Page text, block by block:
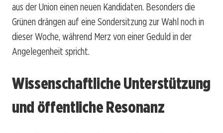
aus der Union einen neuen Kandidaten. Besonders die
Grünen drängen auf eine Sondersitzung zur Wahl noch in
dieser Woche, während Merz von einer Geduld in der
Angelegenheit spricht.
Wissenschaftliche Unterstützung
und öffentliche Resonanz